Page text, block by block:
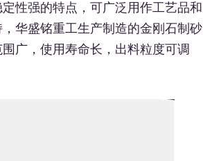
性强的特点，可广泛用作工艺品和
华盛铭重工生产制造的金刚石制砂
广，使用寿命长，出料粒度可调